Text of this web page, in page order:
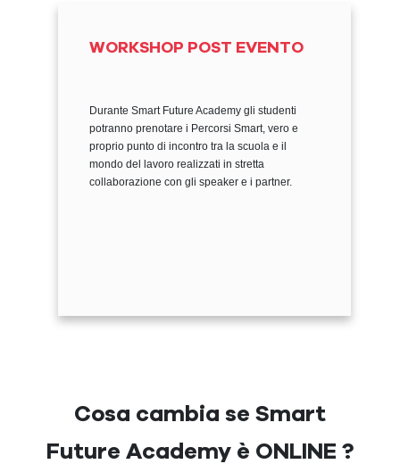
WORKSHOP POST EVENTO
Durante Smart Future Academy gli studenti
potranno prenotare i Percorsi Smart, vero e
proprio punto di incontro tra la scuola e il
mondo del lavoro realizzati in stretta
collaborazione con gli speaker e i partner.
Cosa cambia se Smart
Future Academy è ONLINE ?